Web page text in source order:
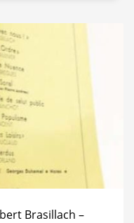
Brasillach –